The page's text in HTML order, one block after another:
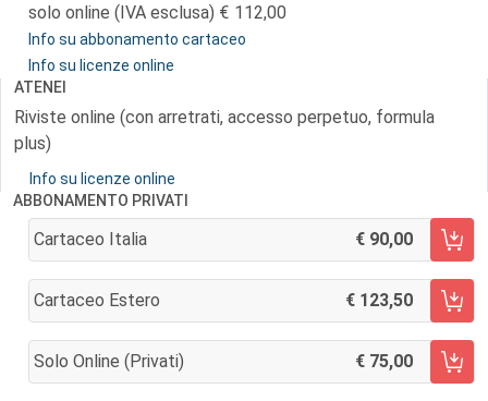
solo online (IVA esclusa)
112,00
Info su abbonamento cartaceo
Info su licenze online
ATENEI
Riviste online (con arretrati, accesso perpetuo, formula
plus)
Info su licenze online
ABBONAMENTO PRIVATI
Cartaceo Italia 90,00
AGGIUNGI AL CARRELLO
Cartaceo Estero 123,50
AGGIUNGI AL CARRELLO
Solo Online (privati) 75,00
AGGIUNGI AL CARRELLO